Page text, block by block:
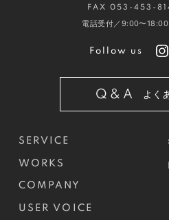
SERVICE
WORKS
COMPANY
USER VOICE
FAX 053-453-
電話受付／9:00〜18:00
Follow us
Q&A よく